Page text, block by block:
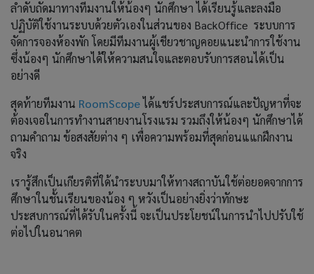
ลำดับถัดมาทางทีมงานให้น้องๆ นักศึกษา ได้เรียนรู้และลงมือ
ปฏิบัติใช้งานระบบด้วยตัวเองในส่วนของ BackOffice ระบบการ
จัดการจองห้องพัก โดยมีทีมงานผู้เชียวชาญคอยแนะนำการใช้งาน
ซึ่งน้องๆ นักศึกษาได้ให้ความสนใจและตอบรับการสอนได้เป็น
อย่างดี
สุดท้ายทีมงาน RoomScopeได้แชร์ประสบการณ์และปัญหาที่จะ
ต้องเจอในการทำงานสายงานโรงแรม รวมถึงให้น้องๆ นักศึกษาได้
ถามคำถาม ข้อสงสัยต่าง ๆ เพื่อความพร้อมที่สุดก่อนแแกฝึกงาน
จริง
เรารู้สึกเป็นเกียรติที่ใด้นำระบบมาให้ทางสถาบันใช้ต่อยอดจากการ
ศึกษาในชั้นเรียนของน้อง ๆ หวังเป็นอย่างยิ่งว่าทักษะ
ประสบการณ์ที่ได้รับในครั้งนี้ จะเป็นประโยชน์ในการนำไปปรับใช้
ต่อไปในอนาคต